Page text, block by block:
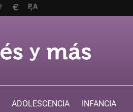
ADOLESCENCIA
INFANCIA